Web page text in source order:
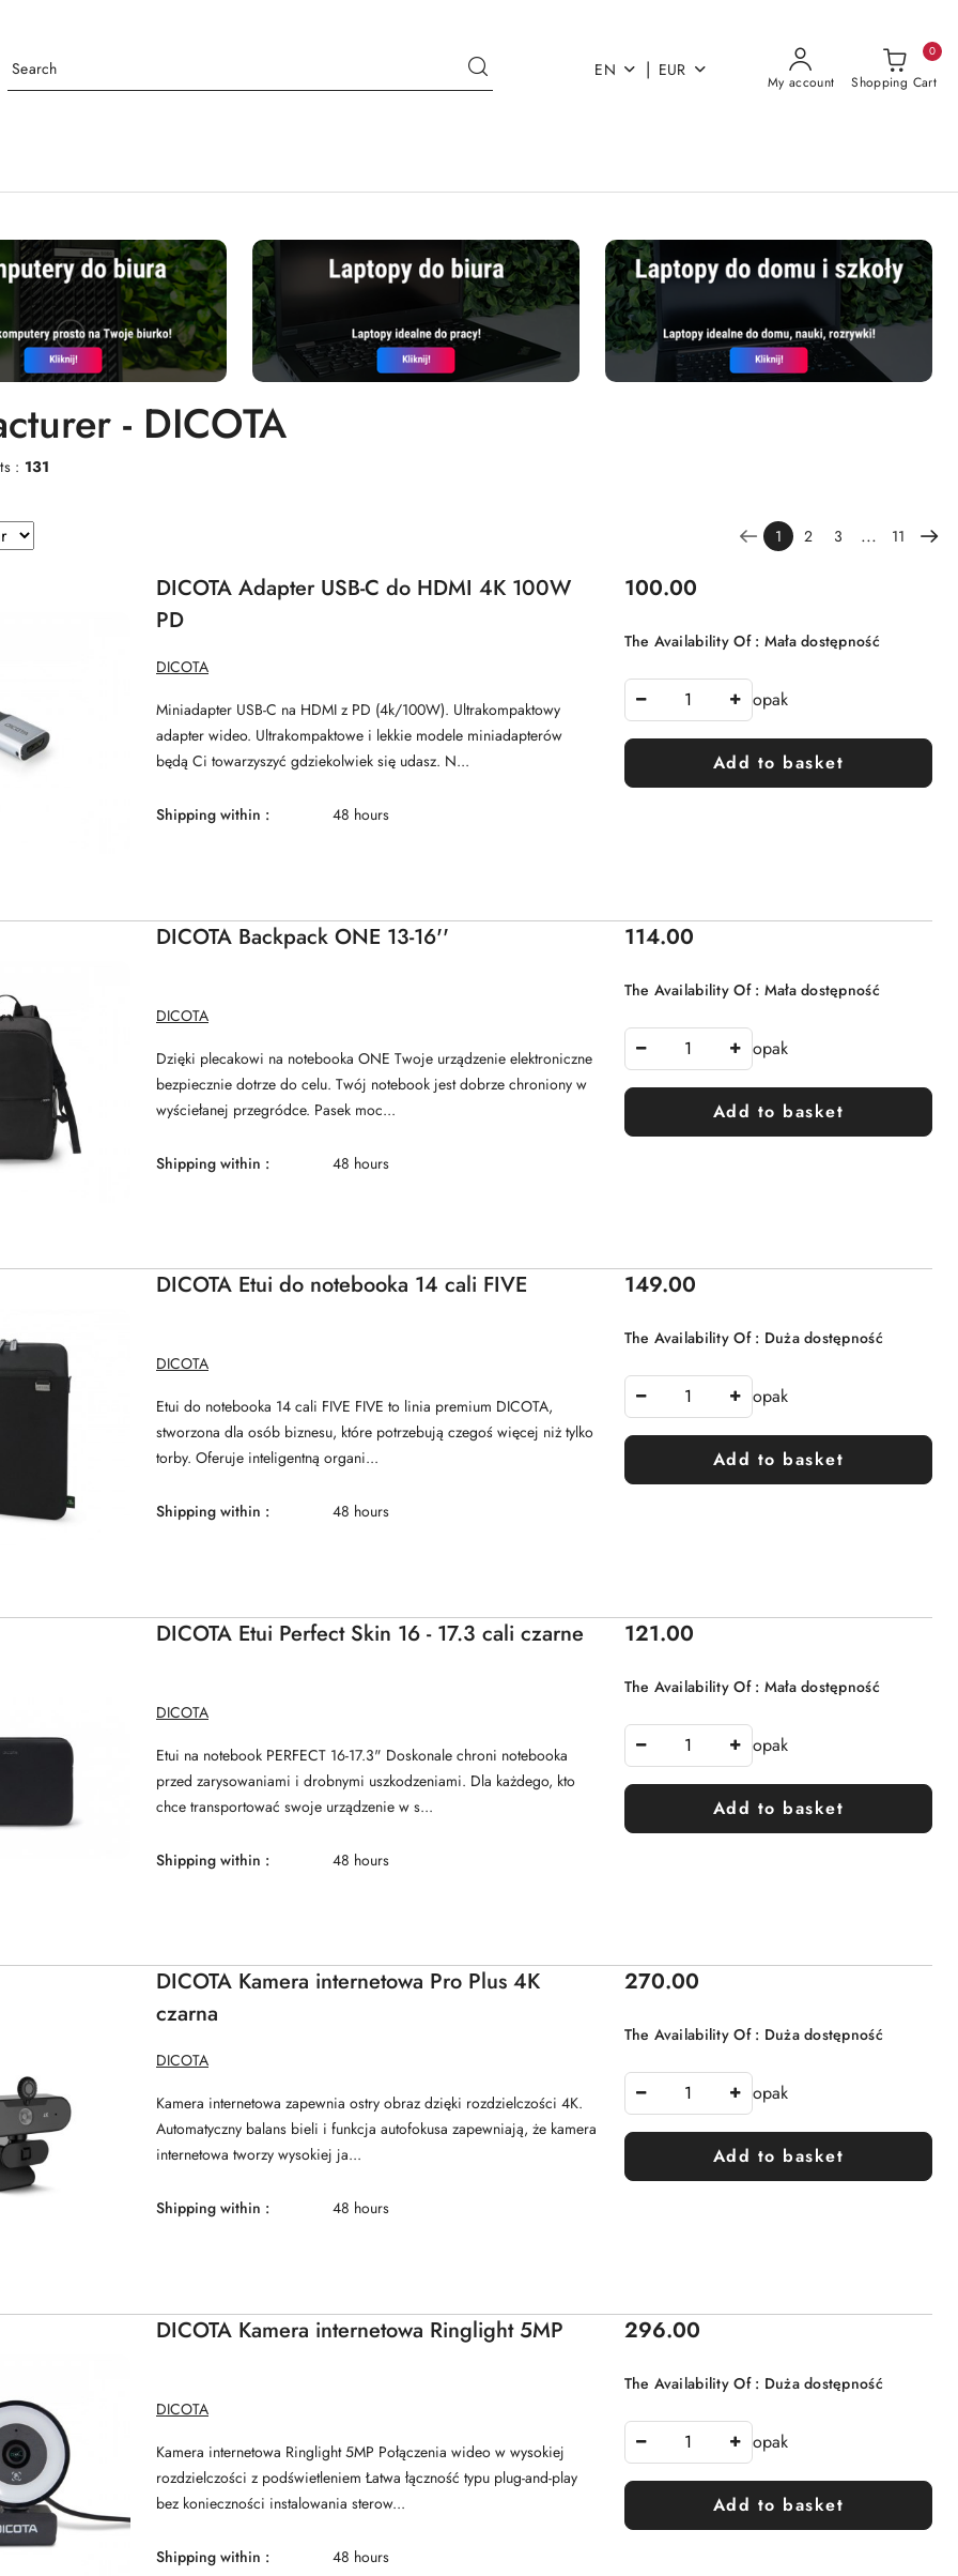
EN | EUR
My account Shopping Cart
0
- DICOTA
: 131
1 2 3 ... 11
DICOTA Adapter USB-C do HDMI 4K 100W
PD
MANUFACTURER
NAME:
DICOTA
Miniadapter USB-C na HDMI z PD (4k/100W). Ultrakompaktowy
adapter wideo. Ultrakompaktowe i lekkie modele miniadapterów
będą Ci towarzyszyć gdziekolwiek się udasz. N...
Shipping within : 48 hours
Price:
100.00
The Availability Of : Mała dostępność
opak
Add to basket
DICOTA Backpack ONE 13-16''
MANUFACTURER
NAME:
DICOTA
Dzięki plecakowi na notebooka ONE Twoje urządzenie elektroniczne
bezpiecznie dotrze do celu. Twój notebook jest dobrze chroniony w
wyściełanej przegródce. Pasek moc...
Shipping within : 48 hours
Price:
114.00
The Availability Of : Mała dostępność
opak
Add to basket
DICOTA Etui do notebooka 14 cali FIVE
MANUFACTURER
NAME:
DICOTA
Etui do notebooka 14 cali FIVE FIVE to linia premium DICOTA,
stworzona dla osób biznesu, które potrzebują czegoś więcej niż tylko
torby. Oferuje inteligentną organi...
Shipping within : 48 hours
Price:
149.00
The Availability Of : Duża dostępność
opak
Add to basket
DICOTA Etui Perfect Skin 16 - 17.3 cali czarne
MANUFACTURER
NAME:
DICOTA
Etui na notebook PERFECT 16-17.3" Doskonale chroni notebooka
przed zarysowaniami i drobnymi uszkodzeniami. Dla każdego, kto
chce transportować swoje urządzenie w s...
Shipping within : 48 hours
Price:
121.00
The Availability Of : Mała dostępność
opak
Add to basket
DICOTA Kamera internetowa Pro Plus 4K
czarna
MANUFACTURER
NAME:
DICOTA
Kamera internetowa zapewnia ostry obraz dzięki rozdzielczości 4K.
Automatyczny balans bieli i funkcja autofokusa zapewniają, że kamera
internetowa tworzy wysokiej ja...
Shipping within : 48 hours
Price:
270.00
The Availability Of : Duża dostępność
opak
Add to basket
DICOTA Kamera internetowa Ringlight 5MP
MANUFACTURER
NAME:
DICOTA
Kamera internetowa Ringlight 5MP Połączenia wideo w wysokiej
rozdzielczości z podświetleniem Łatwa łączność typu plug-and-play
bez konieczności instalowania sterow...
Shipping within : 48 hours
Price:
296.00
The Availability Of : Duża dostępność
opak
Add to basket